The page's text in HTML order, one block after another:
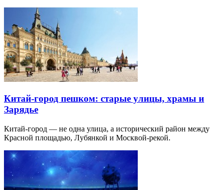
Китай-город пешком: старые улицы, храмы и
Зарядье
Китай-город — не одна улица, а исторический район между
Красной площадью, Лубянкой и Москвой-рекой.